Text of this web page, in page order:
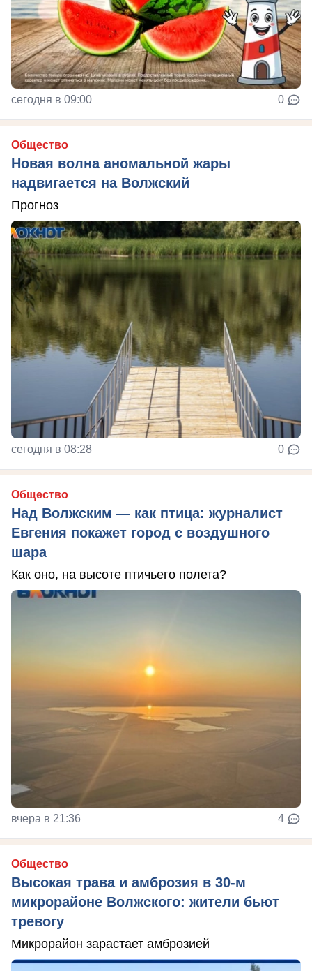
сегодня в 09:00 0
Общество
Новая волна аномальной жары
надвигается на Волжский
Прогноз
сегодня в 08:28 0
Общество
Над Волжским — как птица: журналист
Евгения покажет город с воздушного
шара
Как оно, на высоте птичьего полета?
вчера в 21:36 4
Общество
Высокая трава и амброзия в 30‑м
микрорайоне Волжского: жители бьют
тревогу
Микрорайон зарастает амброзией